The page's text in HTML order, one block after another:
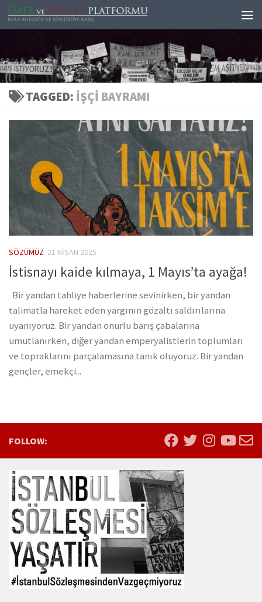
Skip to content
TAGGED: IŞÇI BAYRAMI
SÖZÜMÜZ 21 NISAN 2025
İstisnayı kaide kılmaya, 1 Mayıs’ta ayağa!
Bir yandan tahliye haberlerine sevinirken, bir yandan
talimatla hareket eden yargının gözaltı saldırılarına
uyanıyoruz. Bir yandan onurlu barış çabalarına
umutlanırken, diğer yandan emperyalistlerin toplumları
ve topraklarını parçalamasına tanık oluyoruz. Bir yandan
gençler, emekçi...
FOLLOW: